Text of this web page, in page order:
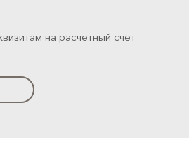
на расчетный счет